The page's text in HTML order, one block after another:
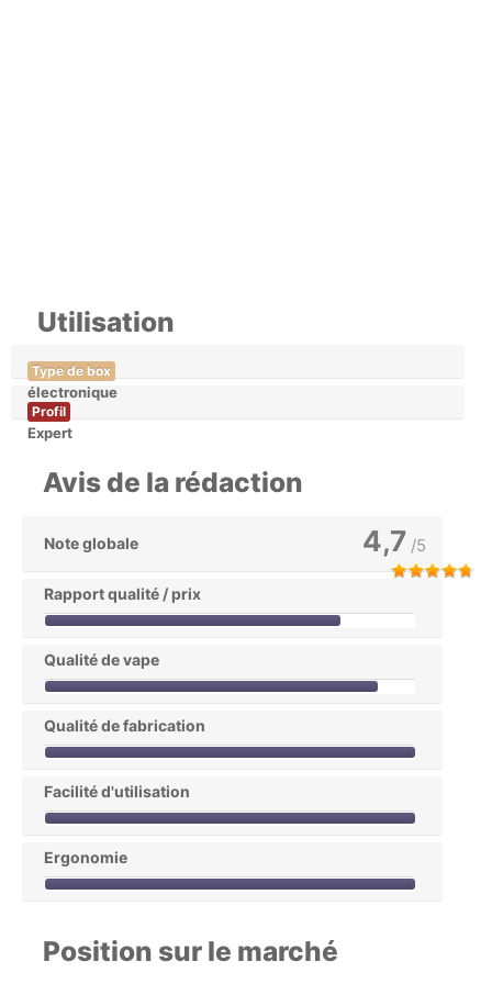
Utilisation
Type de box
électronique
Profil
Expert
Avis de la rédaction
Note globale 4,7 /5
Rapport qualité / prix
Qualité de vape
Qualité de fabrication
Facilité d'utilisation
Ergonomie
Position sur le marché